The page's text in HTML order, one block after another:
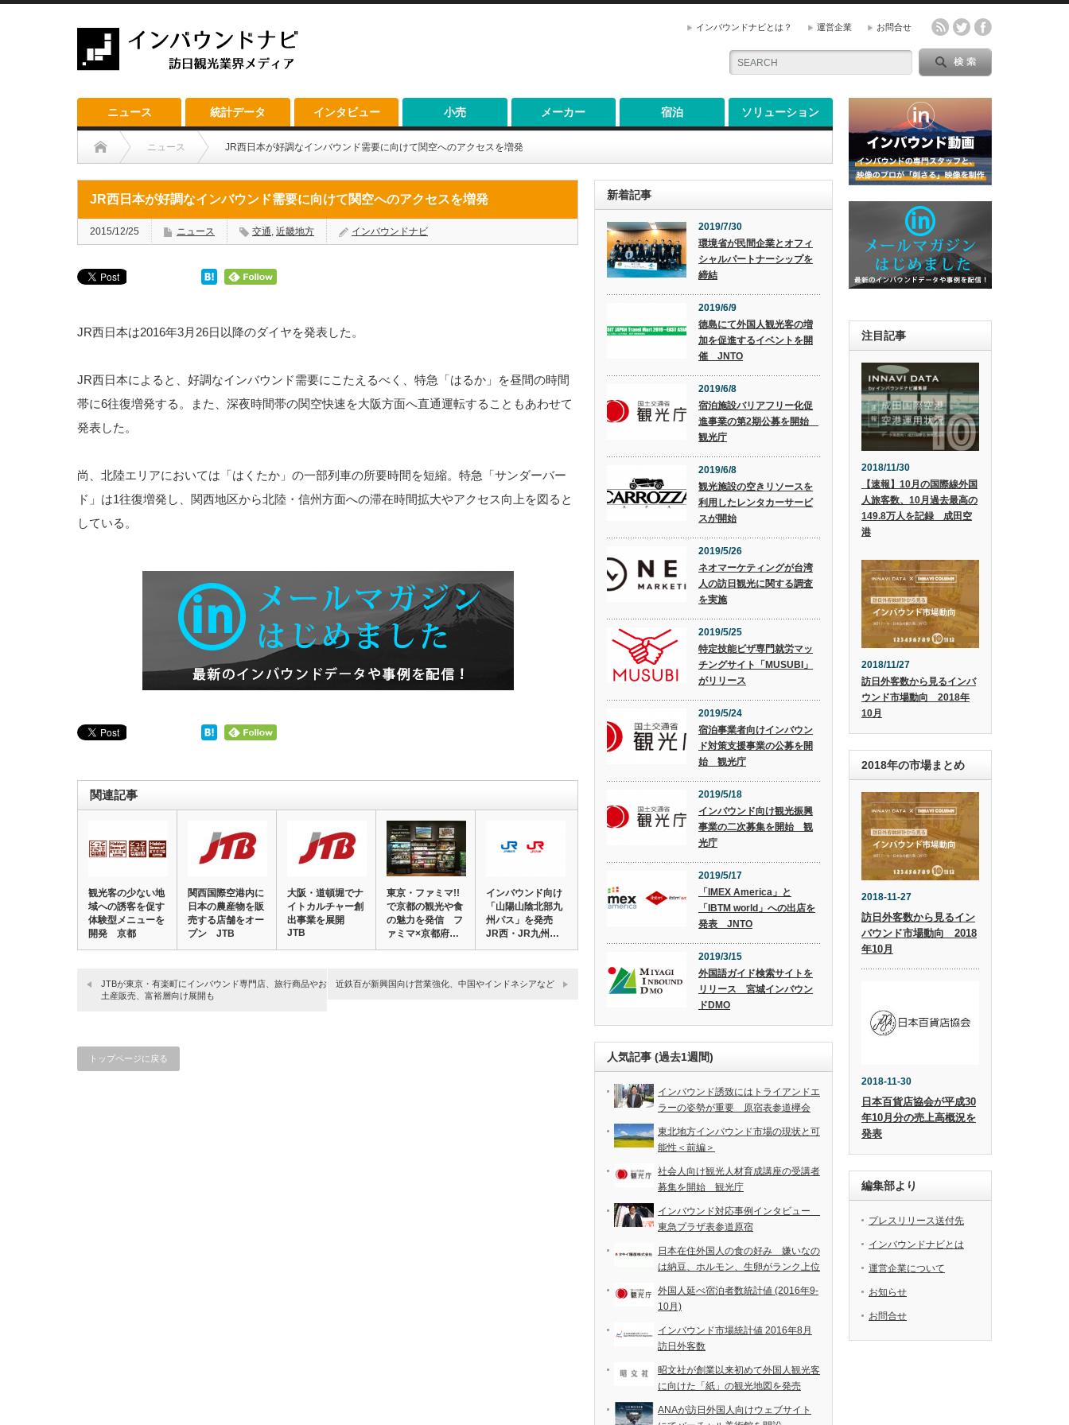
インバウンドナビとは？ 運営企業 お問合せ
ニュース 統計データ インタビュー 小売 メーカー 宿泊 ソリューション
ニュース JR西日本が好調なインバウンド需要に向けて関空へのアクセスを増発
JR西日本が好調なインバウンド需要に向けて関空へのアクセスを増発
2015/12/25 ニュース 交通, 近畿地方 インバウンドナビ
JR西日本は2016年3月26日以降のダイヤを発表した。
JR西日本によると、好調なインバウンド需要にこたえるべく、特急「はるか」を昼間の時間
帯に6往復増発する。また、深夜時間帯の関空快速を大阪方面へ直通運転することもあわせて
発表した。
尚、北陸エリアにおいては「はくたか」の一部列車の所要時間を短縮。特急「サンダーバー
ド」は1往復増発し、関西地区から北陸・信州方面への滞在時間拡大やアクセス向上を図ると
している。
関連記事
観光客の少ない地
域への誘客を促す
体験型メニューを
開発 京都
関西国際空港内に
日本の農産物を販
売する店舗をオー
プン JTB
大阪・道頓堀でナ
イトカルチャー創
出事業を展開
JTB
東京・ファミマ!!
で京都の観光や食
の魅力を発信 フ
ァミマ×京都府…
インバウンド向け
「山陽山陰北部九
州パス」を発売
JR西・JR九州…
JTBが東京・有楽町にインバウンド専門店、旅行商品やお
土産販売、富裕層向け展開も
近鉄百が新興国向け営業強化、中国やインドネシアなど
トップページに戻る
新着記事
2019/7/30
環境省が民間企業とオフィ
シャルパートナーシップを
締結
2019/6/9
徳島にて外国人観光客の増
加を促進するイベントを開
催 JNTO
2019/6/8
宿泊施設バリアフリー化促
進事業の第2期公募を開始
観光庁
2019/6/8
観光施設の空きリソースを
利用したレンタカーサービ
スが開始
2019/5/26
ネオマーケティングが台湾
人の訪日観光に関する調査
を実施
2019/5/25
特定技能ビザ専門就労マッ
チングサイト「MUSUBI」
がリリース
2019/5/24
宿泊事業者向けインバウン
ド対策支援事業の公募を開
始 観光庁
2019/5/18
インバウンド向け観光振興
事業の二次募集を開始 観
光庁
2019/5/17
「IMEX America」と
「IBTM world」への出店を
発表 JNTO
2019/3/15
外国語ガイド検索サイトを
リリース 宮城インバウン
ドDMO
人気記事 (過去1週間)
インバウンド誘致にはトライアンドエ
ラーの姿勢が重要 原宿表参道欅会
東北地方インバウンド市場の現状と可
能性＜前編＞
社会人向け観光人材育成講座の受講者
募集を開始 観光庁
インバウンド対応事例インタビュー
東急プラザ表参道原宿
日本在住外国人の食の好み 嫌いなの
は納豆、ホルモン、生卵がランク上位
外国人延べ宿泊者数統計値 (2016年9-
10月)
インバウンド市場統計値 2016年8月
訪日外客数
昭文社が創業以来初めて外国人観光客
に向けた「紙」の観光地図を発売
ANAが訪日外国人向けウェブサイト
注目記事
2018/11/30
【速報】10月の国際線外国
人旅客数、10月過去最高の
149.8万人を記録 成田空
港
2018/11/27
訪日外客数から見るインバ
ウンド市場動向 2018年
10月
2018年の市場まとめ
2018-11-27
訪日外客数から見るイン
バウンド市場動向 2018
年10月
2018-11-30
日本百貨店協会が平成30
年10月分の売上高概況を
発表
編集部より
プレスリリース送付先
インバウンドナビとは
運営企業について
お知らせ
お問合せ